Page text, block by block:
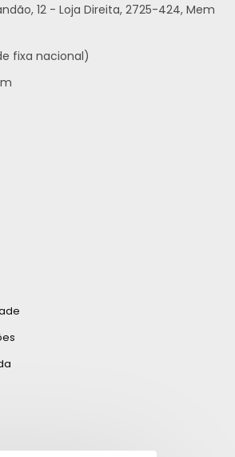
12 - Loja Direita, 2725-424, Mem
fixa nacional)